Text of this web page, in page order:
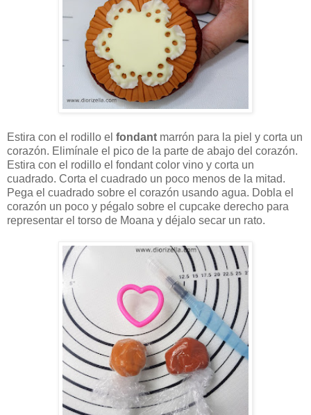
Estira con el rodillo el fondant marrón para la piel y corta un
corazón. Elimínale el pico de la parte de abajo del corazón.
Estira con el rodillo el fondant color vino y corta un
cuadrado. Corta el cuadrado un poco menos de la mitad.
Pega el cuadrado sobre el corazón usando agua. Dobla el
corazón un poco y pégalo sobre el cupcake derecho para
representar el torso de Moana y déjalo secar un rato.